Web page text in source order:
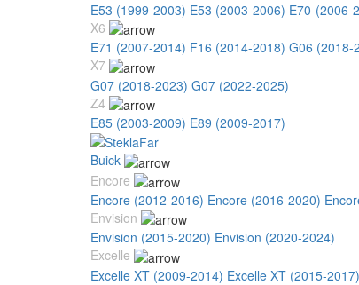
E53 (1999-2003) E53 (2003-2006) E70-(2006-
X6
E71 (2007-2014) F16 (2014-2018) G06 (2018-
X7
G07 (2018-2023) G07 (2022-2025)
Z4
E85 (2003-2009) E89 (2009-2017)
Buick
Encore
Encore (2012-2016) Encore (2016-2020)
Envision
Envision (2015-2020) Envision (2020-2024)
Excelle
Excelle XT (2009-2014) Excelle XT (2015-2017)